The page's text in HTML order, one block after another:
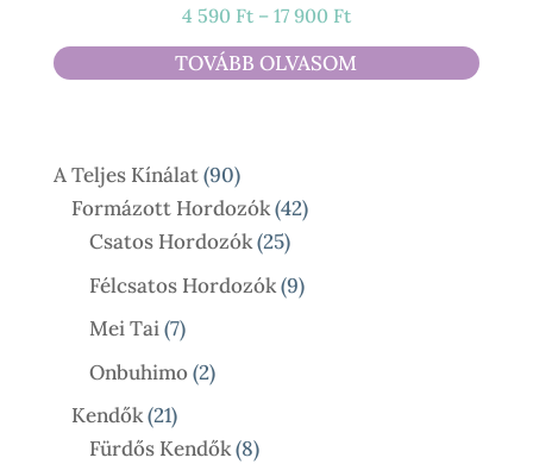
4 590 Ft – 17 900 FtÁrtartomány:
4
590 Ft
TOVÁBB OLVASOM
A Teljes Kínálat 9090
Termék
Formázott Hordozók 4242
Csatos Hordozók 2525
Termék
Félcsatos Hordozók 99
Mei Tai 77
Termék
Onbuhimo 22
Kendők 2121
Termék
Fürdős Kendők 88